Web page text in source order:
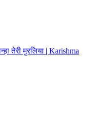
तेरी मुरलिया | Karishma